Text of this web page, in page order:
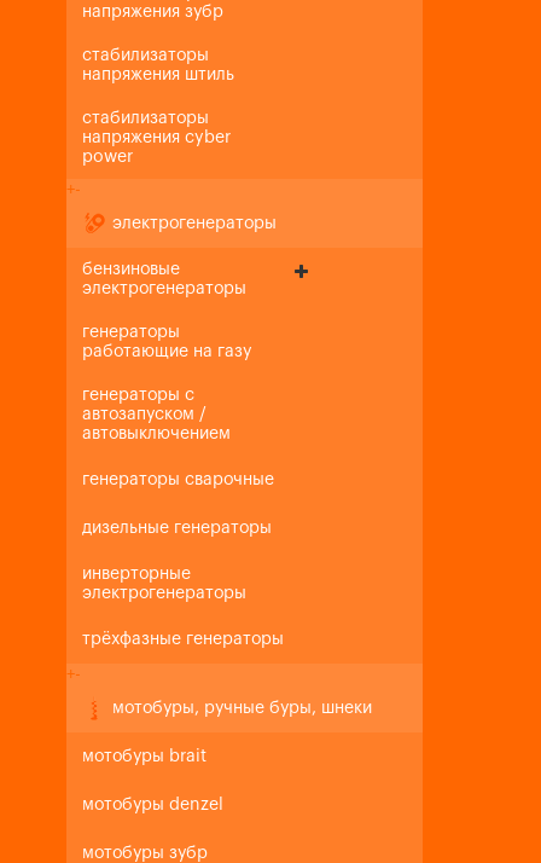
напряжения зубр
стабилизаторы
напряжения штиль
стабилизаторы
напряжения cyber
power
+-
электрогенераторы
бензиновые
электрогенераторы
генераторы
работающие на газу
генераторы с
автозапуском /
автовыключением
генераторы сварочные
дизельные генераторы
инверторные
электрогенераторы
трёхфазные генераторы
+-
мотобуры, ручные буры, шнеки
мотобуры brait
мотобуры denzel
мотобуры зубр